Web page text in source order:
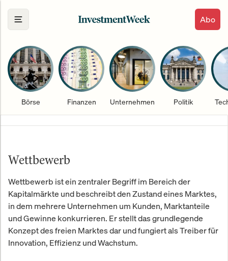
Abo
Börse Finanzen Unternehmen Politik
Wettbewerb
Wettbewerb ist ein zentraler Begriff im Bereich der
Kapitalmärkte und beschreibt den Zustand eines Marktes,
in dem mehrere Unternehmen um Kunden, Marktanteile
und Gewinne konkurrieren. Er stellt das grundlegende
Konzept des freien Marktes dar und fungiert als Treiber für
Innovation, Effizienz und Wachstum.